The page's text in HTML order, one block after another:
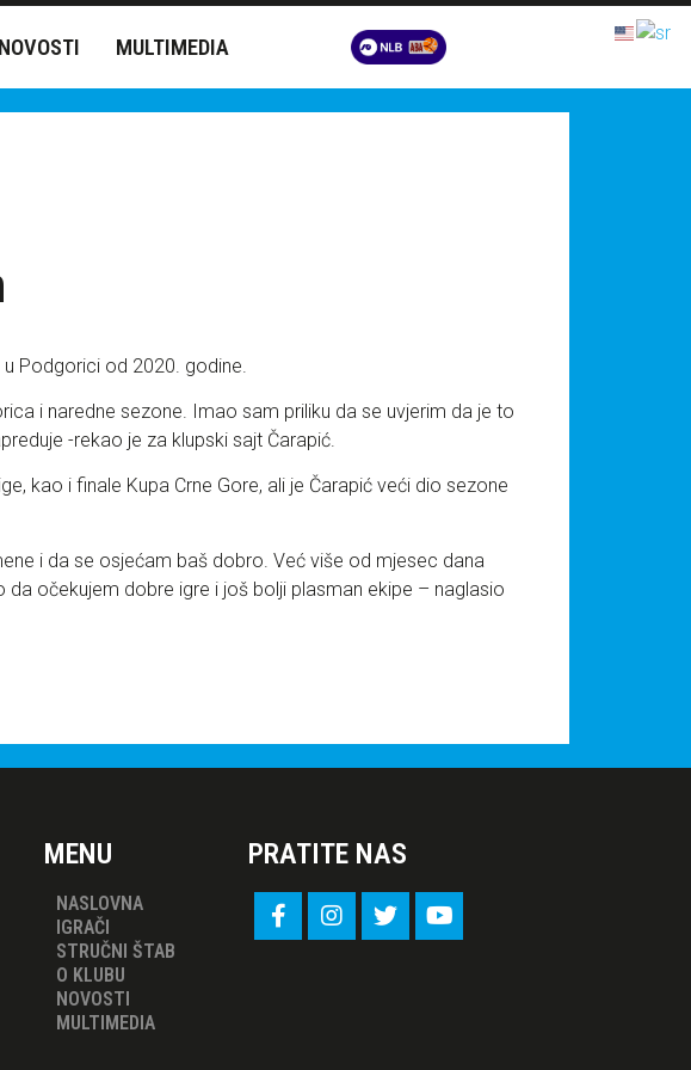
NOVOSTI MULTIMEDIA
Podgorici od 2020. godine.
i naredne sezone. Imao sam priliku da se uvjerim da je to
-rekao je za klupski sajt Čarapić.
kao i finale Kupa Crne Gore, ali je Čarapić veći dio sezone
i da se osjećam baš dobro. Već više od mjesec dana
očekujem dobre igre i još bolji plasman ekipe – naglasio
MENU
NASLOVNA
IGRAČI
STRUČNI ŠTAB
O KLUBU
NOVOSTI
MULTIMEDIA
PRATITE NAS